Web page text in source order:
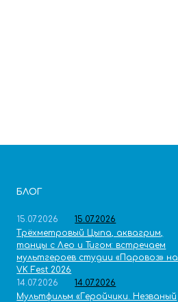
БЛОГ
Трёхметровый Цыпа, аквагрим,
танцы с Лео и Тигом: встречаем
мультгероев студии «Паровоз» на
VK Fest 2026
15.07.2026 15.07.2026
Мультфильм «Геройчики. Незваный
14.07.2026 14.07.2026